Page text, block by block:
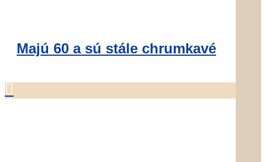
Majú 60 a sú stále chrumkavé
